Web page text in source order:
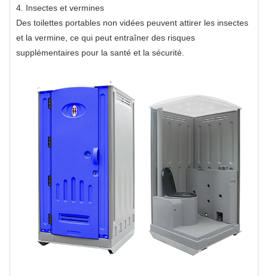
4. Insectes et vermines
Des toilettes portables non vidées peuvent attirer les insectes
et la vermine, ce qui peut entraîner des risques
supplémentaires pour la santé et la sécurité.